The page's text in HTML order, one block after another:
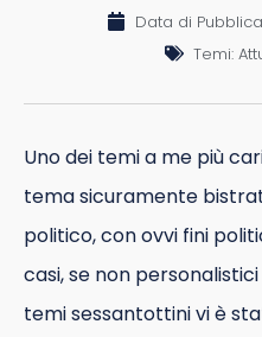
Data di
Temi:
Uno dei temi a me più
tema sicuramente
politico, con ovvi fini
casi, se non
temi sessantottini vi è